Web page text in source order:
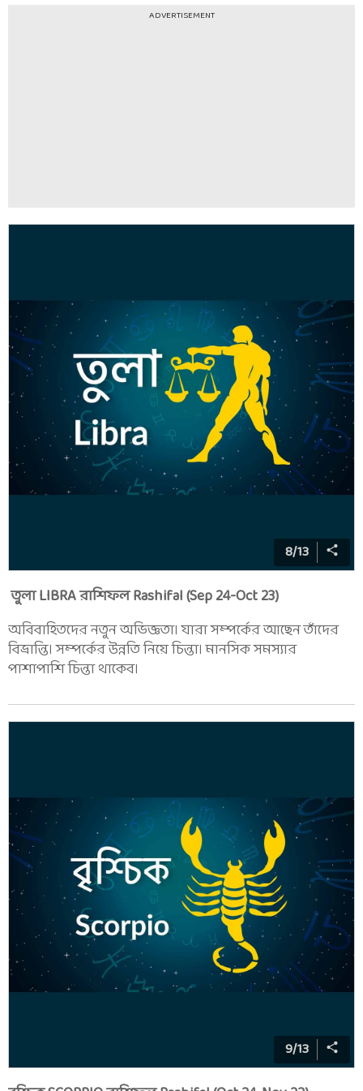
ADVERTISEMENT
8/13
তুলা LIBRA রাশিফল Rashifal (Sep 24-Oct 23)
অবিবাহিতদের নতুন অভিজ্ঞতা। যারা সম্পর্কের আছেন তাঁদের
বিভ্রান্তি। সম্পর্কের উন্নতি নিয়ে চিন্তা। মানসিক সমস্যার
পাশাপাশি চিন্তা থাকেব।
9/13